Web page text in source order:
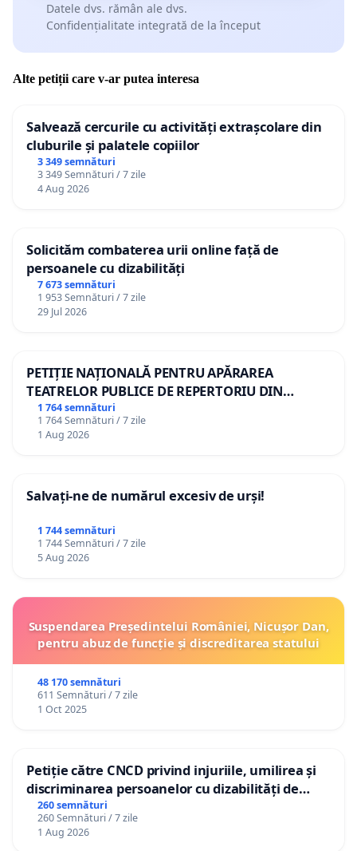
Datele dvs. rămân ale dvs.
Confidențialitate integrată de la început
Alte petiții care v-ar putea interesa
Salvează cercurile cu activități extrașcolare din
cluburile și palatele copiilor
3 349 semnături
3 349 Semnături / 7 zile
4 Aug 2026
Solicităm combaterea urii online față de
persoanele cu dizabilități
7 673 semnături
1 953 Semnături / 7 zile
29 Jul 2026
PETIȚIE NAȚIONALĂ PENTRU APĂRAREA
TEATRELOR PUBLICE DE REPERTORIU DIN
ROMÂNIA
1 764 semnături
1 764 Semnături / 7 zile
1 Aug 2026
Salvați-ne de numărul excesiv de urși!
1 744 semnături
1 744 Semnături / 7 zile
5 Aug 2026
Suspendarea Președintelui României, Nicușor Dan,
pentru abuz de funcție și discreditarea statului
48 170 semnături
611 Semnături / 7 zile
1 Oct 2025
Petiție către CNCD privind injuriile, umilirea și
discriminarea persoanelor cu dizabilități de
către utilizatorul TikTok „Gorici”
260 semnături
260 Semnături / 7 zile
1 Aug 2026